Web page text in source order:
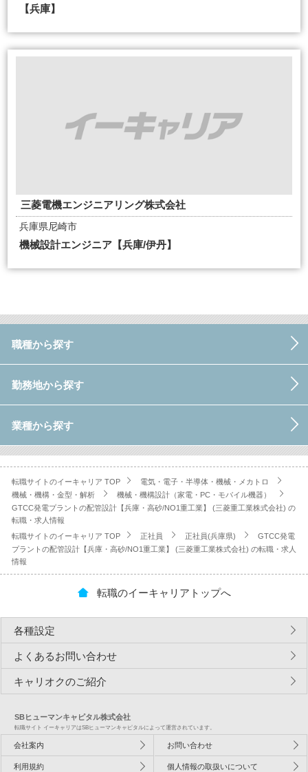
【兵庫】
三菱電機エンジニアリング株式会社
兵庫県尼崎市
機械設計エンジニア【兵庫/伊丹】
職種から探す
勤務地から探す
業種から探す
転職サイトのイーキャリア TOP
電気・電子・半導体・機械・メカトロ
機械・機構・金型・解析
機械・機構設計（家電・PC・モバイル機器）
GTCC発電プラントの配管設計【兵庫・高砂/NO1重工業】 (三菱重工業株式会社) の
転職・求人情報
転職サイトのイーキャリア TOP
正社員 正社員(兵庫県)
GTCC発電
プラントの配管設計【兵庫・高砂/NO1重工業】 (三菱重工業株式会社) の転職・求人
情報
転職のイーキャリアトップへ
各種設定
よくあるお問い合わせ
キャリオクのご紹介
SBヒューマンキャピタル株式会社
転職サイト イーキャリアはSBヒューマンキャピタルによって運営されています。
会社案内 お問い合わせ
利用規約 個人情報の取扱いについて